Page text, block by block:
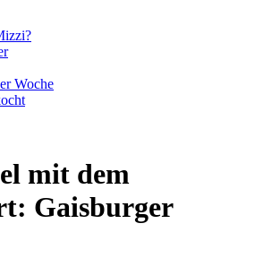
Woche
mit dem
Gaisburger